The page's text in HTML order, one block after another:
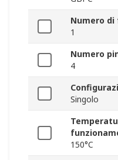
Numero di
1
Numero
4
Singolo
150°C